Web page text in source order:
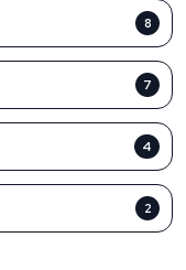
8
7
4
2